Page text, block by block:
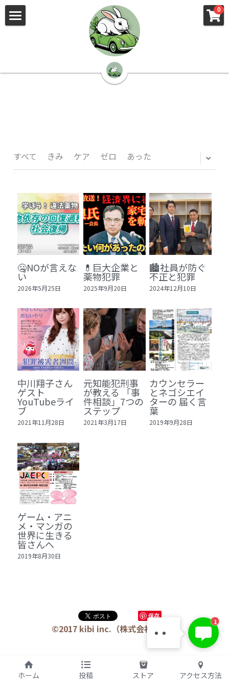
0
🌳株式会社 kibi🦉（トップ）
📰kibi log（ブログ）
🏢会社概要・プライバシーポリシー・プロフィ
📸Who am I?（プロフィール）
🏙️社員が防ぐ不正と犯罪
🙌自傷・他害・パニックは防げますか？
🏫社会福祉法人ぐらんま
🛒Learn More!（商品）
❓FAQ
📮ASK（無料読者登録 or 無料お問い合わせ）
📚100冊の「本は飲み物」
📚 100冊の「本は飲み物」index
1 クレーム・犯罪・説得交渉 23冊
2 発達障害・精神疾患・ケア 29冊
3 身体知・非言語・情動 13冊
4 創作・芸術・神秘 30冊
5 教育・マネジメント・学修 20冊
6 セールス・マーケティング・ビジネスモデ
ル 21冊
7 ライフスタイル・防災・科学技術 12冊
8 アジア・歴史・未来予測 11冊
ログイン/ 登録
検索
日本語
日本語
すべて きみ ケア ゼロ あった
🤐NOが言えな
い
2026年5月25日
💊巨大企業と
薬物犯罪
2025年9月20日
🏙️社員が防ぐ
不正と犯罪
2024年12月10日
中川翔子さん
ゲスト
YouTubeライ
ブ
2021年11月28日
元知能犯刑事
が教える 「事
件相談」7つの
ステップ
2021年3月17日
カウンセラー
とネゴシエイ
ターの 届く言
葉
2019年9月28日
ゲーム・アニ
メ・マンガの
世界に生きる
皆さんへ
2019年8月30日
保存
©2017 kibi inc.（株式会社 kibi）
×
ストアカテゴリー
すべてのカテゴリー
×
ブログカテゴリー
ホーム 投稿 ストア アクセス方法
KIBI 榎本澄雄
お問い合わせは今すぐ👉
1